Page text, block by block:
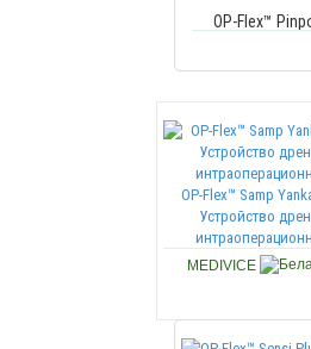
OP-Flex™
OP-Flex™ Samp
Устройство
MEDIVICE